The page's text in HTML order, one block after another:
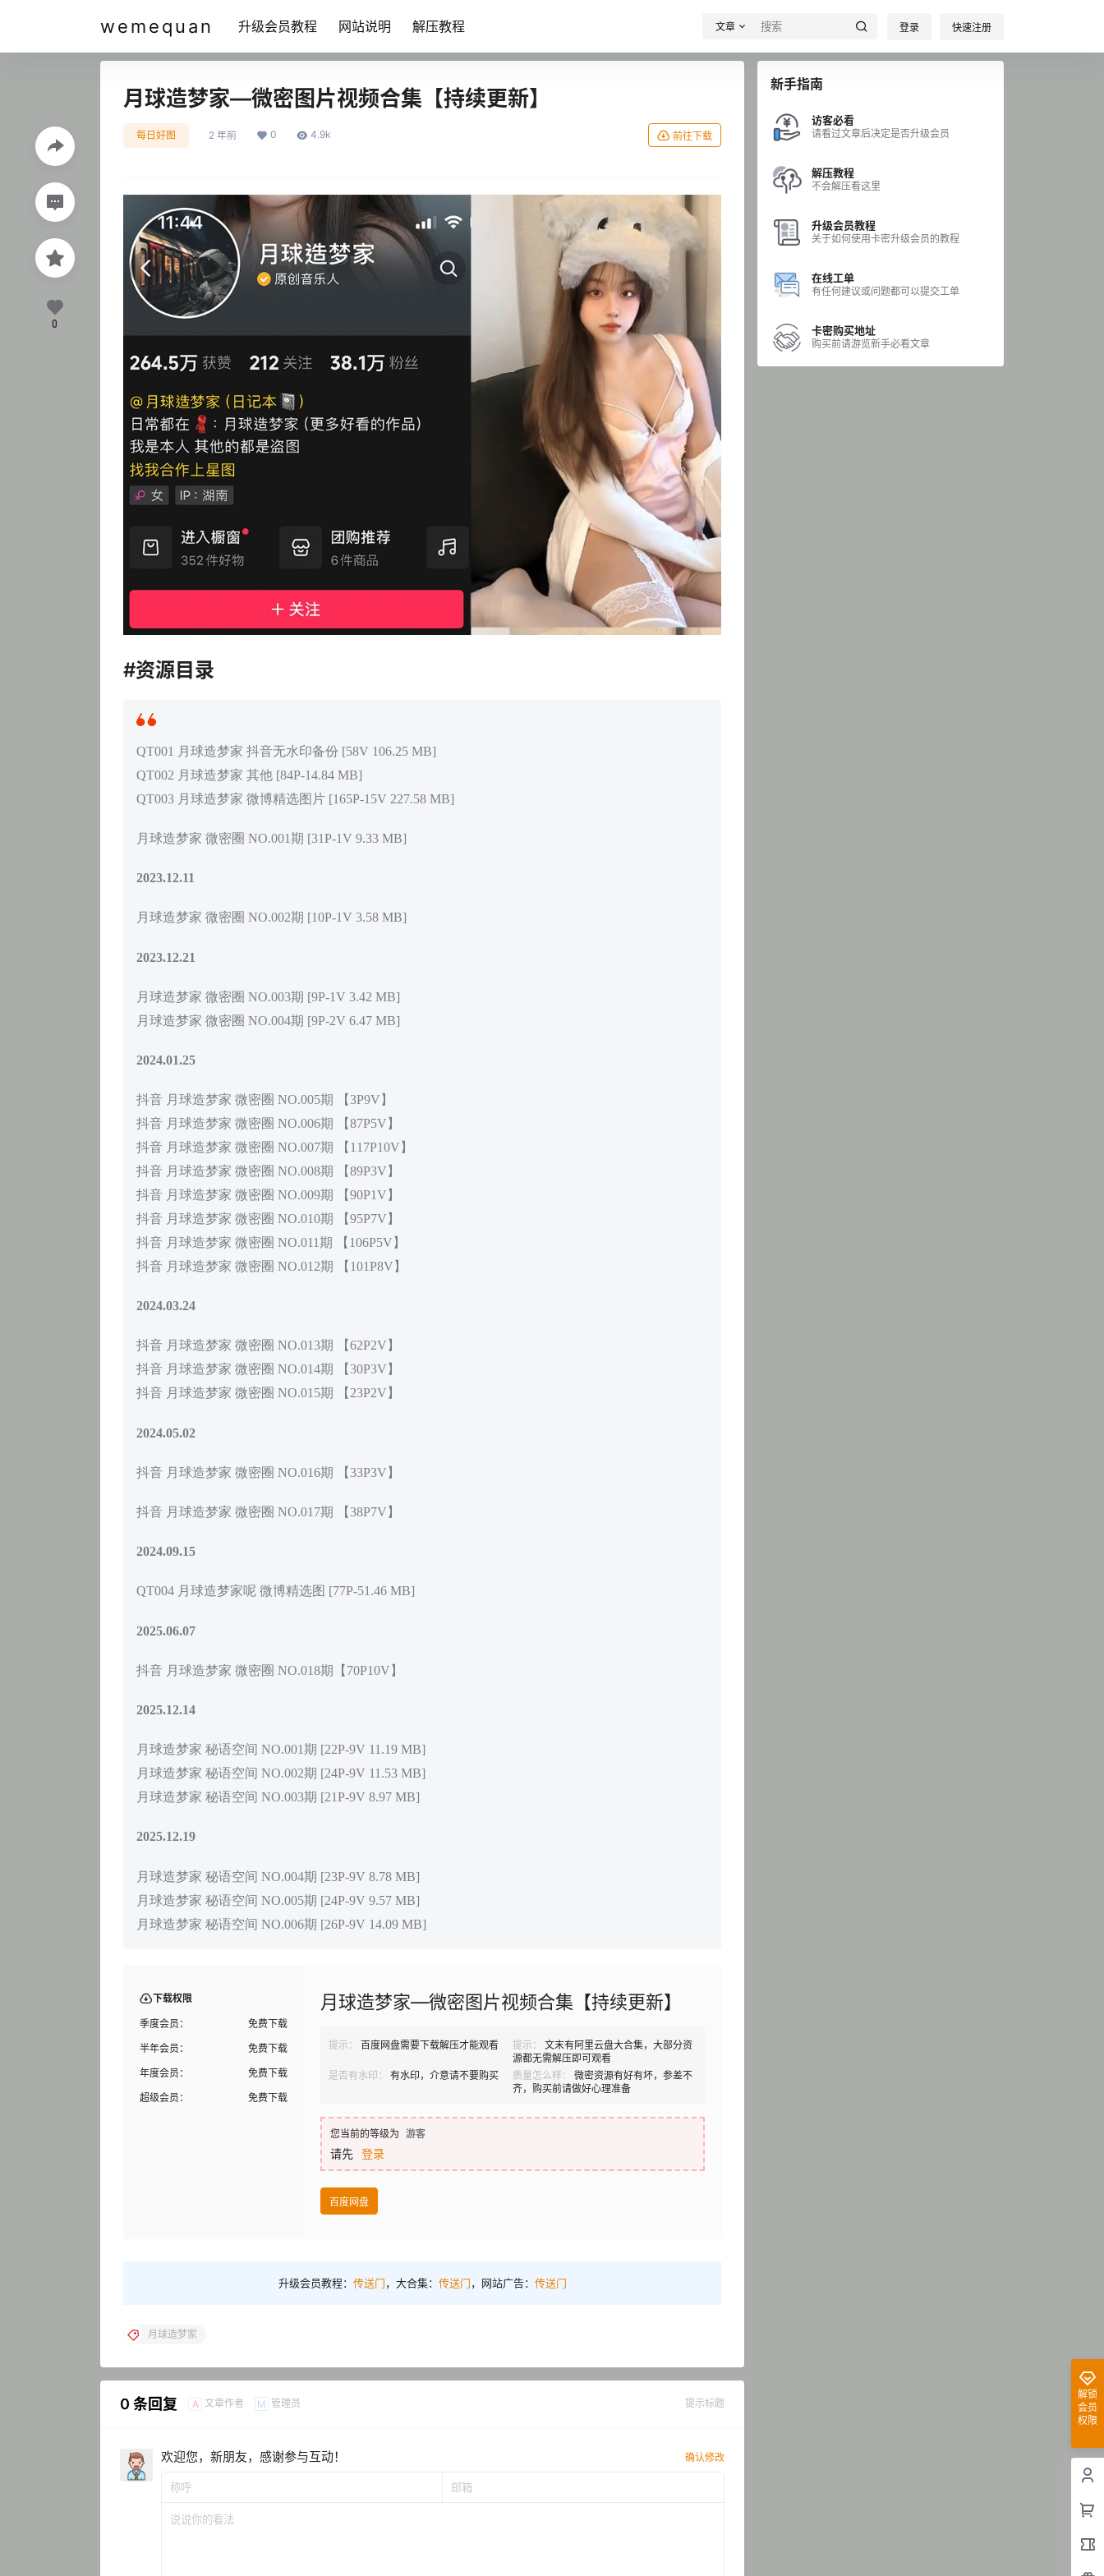
wemequan 升级会员教程 网站说明 解压教程 文章 登录 快速注册
月球造梦家—微密图片视频合集【持续更新】
每日好图 2 年前 0 4.9k 前往下载
#资源目录
QT001 月球造梦家 抖音无水印备份 [58V 106.25 MB]
QT002 月球造梦家 其他 [84P-14.84 MB]
QT003 月球造梦家 微博精选图片 [165P-15V 227.58 MB]
月球造梦家 微密圈 NO.001期 [31P-1V 9.33 MB]
2023.12.11
月球造梦家 微密圈 NO.002期 [10P-1V 3.58 MB]
2023.12.21
月球造梦家 微密圈 NO.003期 [9P-1V 3.42 MB]
月球造梦家 微密圈 NO.004期 [9P-2V 6.47 MB]
2024.01.25
抖音 月球造梦家 微密圈 NO.005期 【3P9V】
抖音 月球造梦家 微密圈 NO.006期 【87P5V】
抖音 月球造梦家 微密圈 NO.007期 【117P10V】
抖音 月球造梦家 微密圈 NO.008期 【89P3V】
抖音 月球造梦家 微密圈 NO.009期 【90P1V】
抖音 月球造梦家 微密圈 NO.010期 【95P7V】
抖音 月球造梦家 微密圈 NO.011期 【106P5V】
抖音 月球造梦家 微密圈 NO.012期 【101P8V】
2024.03.24
抖音 月球造梦家 微密圈 NO.013期 【62P2V】
抖音 月球造梦家 微密圈 NO.014期 【30P3V】
抖音 月球造梦家 微密圈 NO.015期 【23P2V】
2024.05.02
抖音 月球造梦家 微密圈 NO.016期 【33P3V】
抖音 月球造梦家 微密圈 NO.017期 【38P7V】
2024.09.15
QT004 月球造梦家呢 微博精选图 [77P-51.46 MB]
2025.06.07
抖音 月球造梦家 微密圈 NO.018期【70P10V】
2025.12.14
月球造梦家 秘语空间 NO.001期 [22P-9V 11.19 MB]
月球造梦家 秘语空间 NO.002期 [24P-9V 11.53 MB]
月球造梦家 秘语空间 NO.003期 [21P-9V 8.97 MB]
2025.12.19
月球造梦家 秘语空间 NO.004期 [23P-9V 8.78 MB]
月球造梦家 秘语空间 NO.005期 [24P-9V 9.57 MB]
月球造梦家 秘语空间 NO.006期 [26P-9V 14.09 MB]
下载权限
季度会员：
免费下载
半年会员：
免费下载
年度会员：
免费下载
超级会员：
免费下载
月球造梦家—微密图片视频合集【持续更新】
提示： 百度网盘需要下载解压才能观看 提示：
文末有阿里云盘大合集，大部分资
源都无需解压即可观看
是否有水印：
有水印，介意请不要购买 质量怎么样：
微密资源有好有坏，参差不
齐，购买前请做好心理准备
您当前的等级为 游客
请先 登录
百度网盘
升级会员教程： 传送门，大合集： 传送门，网站广告： 传送门
0
月球造梦家
0 条回复 A 文章作者 M 管理员 提示标题
欢迎您，新朋友，感谢参与互动！ 确认修改
新手指南
访客必看
请看过文章后决定是否升级会员
解压教程
不会解压看这里
升级会员教程
关于如何使用卡密升级会员的教程
在线工单
有任何建议或问题都可以提交工单
卡密购买地址
购买前请游览新手必看文章
解锁
会员
权限